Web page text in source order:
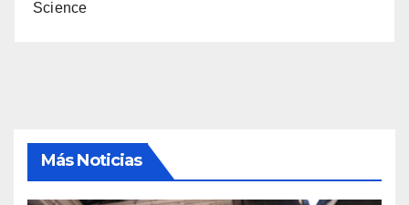
Science
Más Noticias